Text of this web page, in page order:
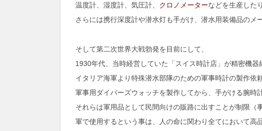
温度計、湿度計、気圧計、 クロノメーターなどを生産したり
さらには携行深度計や潜水灯も手がけ、潜水用装備品のメ
そして第二次世界大戦勃発を目前にして、
1930年代、当時経営していた「スイス時計店」が精密機
イタリア海軍より特殊潜水部隊のための軍事時計の製作依
軍事用ダイバーズウォッチを製作してから、手がける腕時
それらは軍用品として民間向けの販路に出すことが制限（
軍で使用するという事は、人の命に関わり全てにおいて高